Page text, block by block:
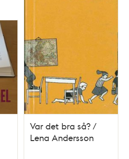
Var det bra så? /
Lena Andersson